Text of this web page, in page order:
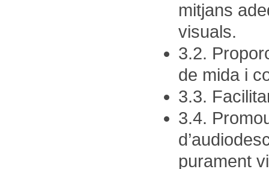
mitjans
visuals.
3.2.
de mida i
3.3.
3.4.
purament